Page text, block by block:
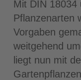
Mit DIN 18034
Pflanzenarten
Vorgaben
weitgehend
liegt nun mit